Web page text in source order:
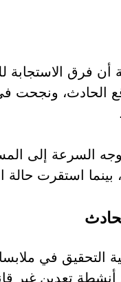
فرق الاستجابة
الحادث، ونجحت
السرعة إلى
بينما استقرت حالة
التحقيق في
تعدين غير